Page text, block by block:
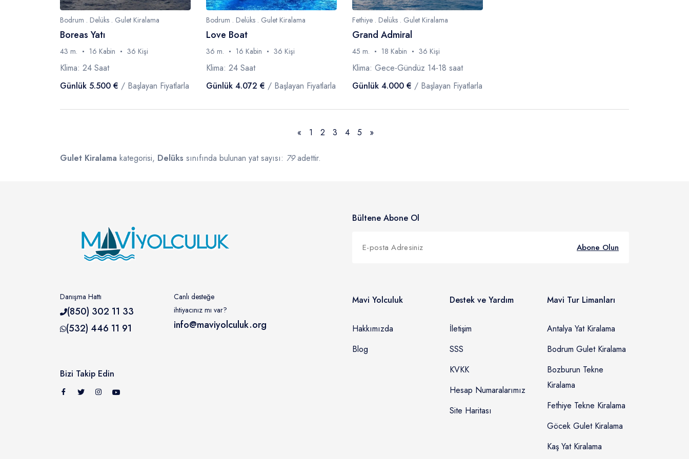
Bodrum . Delüks . Gulet Kiralama
Boreas Yatı
43 m. 16 Kabin 36 Kişi
Klima: 24 Saat
Günlük 5.500 € / Başlayan Fiyatlarla
Bodrum . Delüks . Gulet Kiralama
Love Boat
36 m. 16 Kabin 36 Kişi
Klima: 24 Saat
Günlük 4.072 € / Başlayan Fiyatlarla
Fethiye . Delüks . Gulet Kiralama
Grand Admiral
45 m. 18 Kabin 36 Kişi
Klima: Gece-Gündüz 14-18 saat
Günlük 4.000 € / Başlayan Fiyatlarla
« Önceki
1 2 3 4 5 »Sonraki
Gulet Kiralama kategorisi, Delüks sınıfında bulunan yat sayısı: 79adettir.
Danışma Hattı
(850) 302 11 33
(532) 446 11 91
Canlı desteğe
ihtiyacınız mı var?
info@maviyolculuk.org
Bizi Takip Edin
Bültene Abone Ol
Abone Olun
Mavi Yolculuk
Hakkımızda
Blog
Destek ve Yardım
İletişim
SSS
KVKK
Hesap Numaralarımız
Site Haritası
Mavi Tur Limanları
Antalya Yat Kiralama
Bodrum Gulet Kiralama
Bozburun Tekne
Kiralama
Fethiye Tekne Kiralama
Göcek Gulet Kiralama
Kaş Yat Kiralama